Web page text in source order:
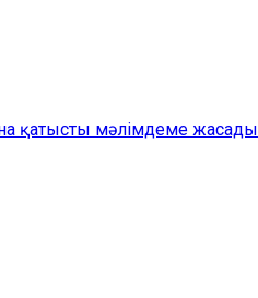
қатысты мәлімдеме жасады